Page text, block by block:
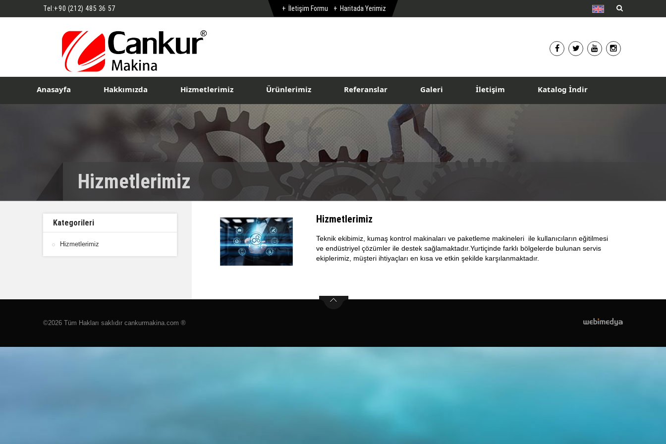
Tel:+90 (212) 485 36 57 İletişim Formu Haritada Yerimiz
Anasayfa Hakkımızda Hizmetlerimiz Ürünlerimiz Referanslar Galeri İletişim Katalog İndir
Hizmetlerimiz
Kategorileri
Hizmetlerimiz
Hizmetlerimiz
Teknik ekibimiz, kumaş kontrol makinaları ve paketleme makineleri ile kullanıcıların eğitilmesi
ve endüstriyel çözümler ile destek sağlamaktadır.Yurtiçinde farklı bölgelerde bulunan servis
ekiplerimiz, müşteri ihtiyaçları en kısa ve etkin şekilde karşılanmaktadır.
©2026 Tüm Hakları saklıdır cankurmakina.com ®